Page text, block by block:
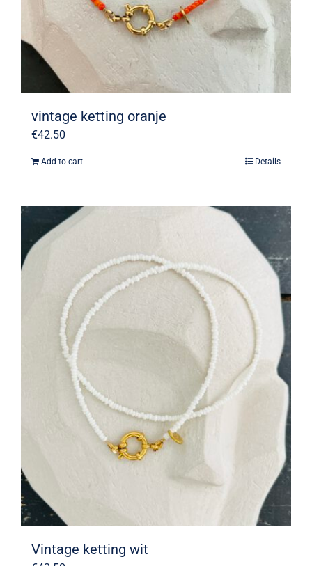
vintage ketting oranje
€42.50
Add to cart Details
Vintage ketting wit